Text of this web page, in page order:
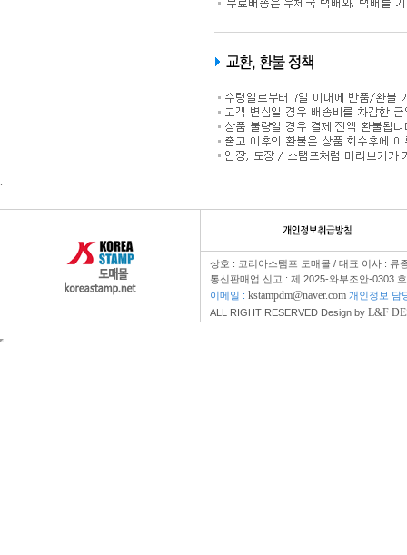
.
상호 : 코리아스탬프 도매몰 / 대표 이사 : 류
통신판매업 신고 : 제 2025-와부조안-0303
이메일 : kstampdm@naver.com 개인정보 담
ALL RIGHT RESERVED Design by L&F